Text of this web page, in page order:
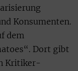
Konsumenten.
dem
Dort gibt
Kritiker-